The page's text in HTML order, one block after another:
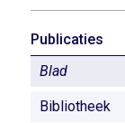
Publicaties
Blad
Bibliotheek